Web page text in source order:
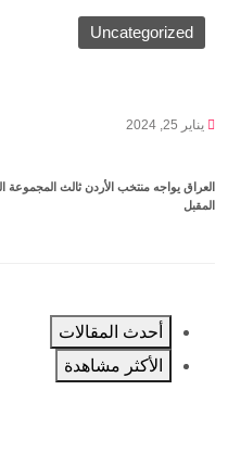
Uncategorized
يناير 25, 2024
المقبل
أحدث المقالات
الأكثر مشاهدة